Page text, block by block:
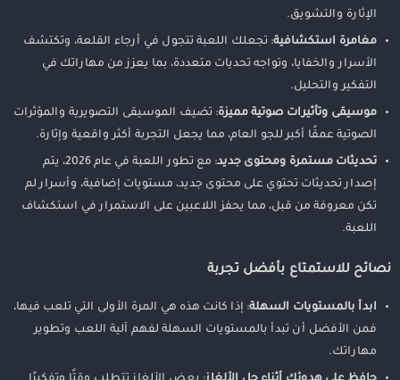
الإثارة والتشويق.
مغامرة استكشافية: تجعلك اللعبة تتجول في أرجاء القلعة، وتكتشف
الأسرار والخفايا، وتواجه تحديات متعددة، بما يعزز من مهاراتك في
التفكير والتحليل.
موسيقى وتأثيرات صوتية مميزة: تضيف الموسيقى التصويرية والمؤثرات
الصوتية عمقًا أكبر للجو العام، مما يجعل التجربة أكثر واقعية وإثارة.
تحديثات مستمرة ومحتوى جديد
: مع تطور اللعبة في عام 2026، يتم
إصدار تحديثات تحتوي على محتوى جديد، مستويات إضافية، وأسرار لم
تكن معروفة من قبل، مما يحفز اللاعبين على الاستمرار في استكشاف
اللعبة.
نصائح للاستمتاع بأفضل تجربة
ابدأ بالمستويات السهلة: إذا كانت هذه هي المرة الأولى التي تلعب فيها،
فمن الأفضل أن تبدأ بالمستويات السهلة لفهم آلية اللعب وتطوير
مهاراتك.